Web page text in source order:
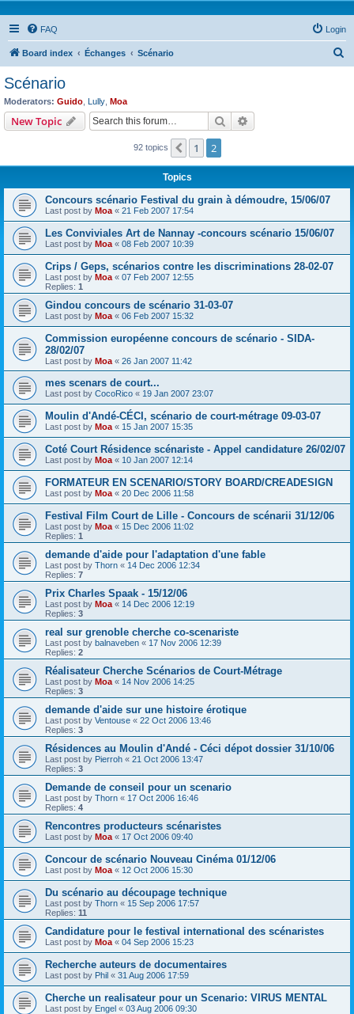
FAQ Login
Board index Échanges Scénario
Scénario
Moderators: Guido Lully Moa
New Topic Search
92 topics Previous
1 2
Topics
Concours scénario Festival du grain à démoudre, 15/06/07
Last post by Moa « 21 Feb 2007 17:54
Les Conviviales Art de Nannay -concours scénario 15/06/07
Last post by Moa « 08 Feb 2007 10:39
Crips / Geps, scénarios contre les discriminations 28-02-07
Last post by Moa « 07 Feb 2007 12:55
Replies: 1
Gindou concours de scénario 31-03-07
Last post by Moa « 06 Feb 2007 15:32
Commission européenne concours de scénario - SIDA-
28/02/07
Last post by Moa « 26 Jan 2007 11:42
mes scenars de court...
Last post by CocoRico « 19 Jan 2007 23:07
Moulin d'Andé-CÉCI, scénario de court-métrage 09-03-07
Last post by Moa « 15 Jan 2007 15:35
Coté Court Résidence scénariste - Appel candidature 26/02/07
Last post by Moa « 10 Jan 2007 12:14
FORMATEUR EN SCENARIO/STORY BOARD/CREADESIGN
Last post by Moa « 20 Dec 2006 11:58
Festival Film Court de Lille - Concours de scénarii 31/12/06
Last post by Moa « 15 Dec 2006 11:02
Replies: 1
demande d'aide pour l'adaptation d'une fable
Last post by Thorn « 14 Dec 2006 12:34
Replies: 7
Prix Charles Spaak - 15/12/06
Last post by Moa « 14 Dec 2006 12:19
Replies: 3
real sur grenoble cherche co-scenariste
Last post by balnaveben « 17 Nov 2006 12:39
Replies: 2
Réalisateur Cherche Scénarios de Court-Métrage
Last post by Moa « 14 Nov 2006 14:25
Replies: 3
demande d'aide sur une histoire érotique
Last post by Ventouse « 22 Oct 2006 13:46
Replies: 3
Résidences au Moulin d'Andé - Céci dépot dossier 31/10/06
Last post by Pierroh « 21 Oct 2006 13:47
Replies: 3
Demande de conseil pour un scenario
Last post by Thorn « 17 Oct 2006 16:46
Replies: 4
Rencontres producteurs scénaristes
Last post by Moa « 17 Oct 2006 09:40
Concour de scénario Nouveau Cinéma 01/12/06
Last post by Moa « 12 Oct 2006 15:30
Du scénario au découpage technique
Last post by Thorn « 15 Sep 2006 17:57
Replies: 11
Candidature pour le festival international des scénaristes
Last post by Moa « 04 Sep 2006 15:23
Recherche auteurs de documentaires
Last post by Phil « 31 Aug 2006 17:59
Cherche un realisateur pour un Scenario: VIRUS MENTAL
Last post by Engel « 03 Aug 2006 09:30